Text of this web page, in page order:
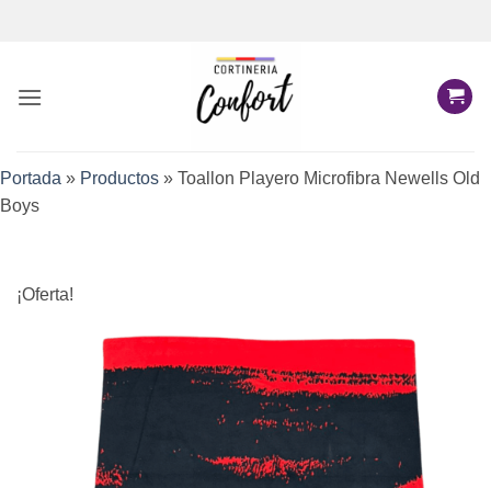
Portada » Productos » Toallon Playero Microfibra Newells Old
Boys
¡Oferta!